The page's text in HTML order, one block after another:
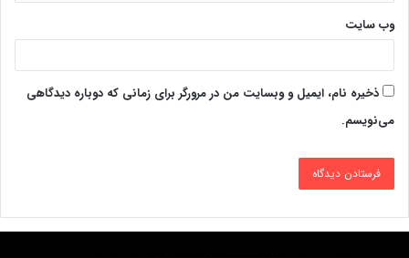
وب‌ سایت
ذخیره نام، ایمیل و وبسایت من در مرورگر برای زمانی که دوباره دیدگاهی
می‌نویسم.